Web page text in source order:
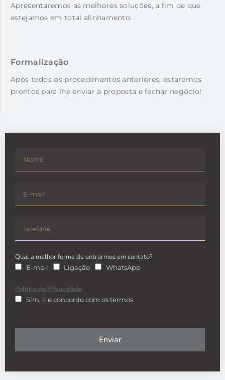
Apresentaremos as melhores soluções, a fim de que
estejamos em total alinhamento.
Formalização
Após todos os procedimentos anteriores, estaremos
prontos para lhe enviar a proposta e fechar negócio!
Qual a melhor forma de entrarmos em contato?
E-mail Ligação WhatsApp
Política de Privacidade
Sim, li e concordo com os termos.
Enviar